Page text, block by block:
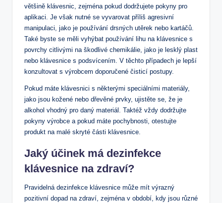
většině klávesnic, zejména pokud dodržujete pokyny pro
aplikaci. Je však nutné se vyvarovat příliš agresivní
manipulaci, jako je používání drsných utěrek nebo kartáčů.
Také byste se měli vyhýbat používání lihu na klávesnice s
povrchy citlivými na škodlivé chemikálie, jako je lesklý plast
nebo klávesnice s podsvícením. V těchto případech je lepší
konzultovat s výrobcem doporučené čisticí postupy.
Pokud máte klávesnici s některými speciálními materiály,
jako jsou kožené nebo dřevěné prvky, ujistěte se, že je
alkohol vhodný pro daný materiál. Taktéž vždy dodržujte
pokyny výrobce a pokud máte pochybnosti, otestujte
produkt na malé skryté části klávesnice.
Jaký účinek má dezinfekce
klávesnice na zdraví?
Pravidelná dezinfekce klávesnice může mít výrazný
pozitivní dopad na zdraví, zejména v období, kdy jsou různé